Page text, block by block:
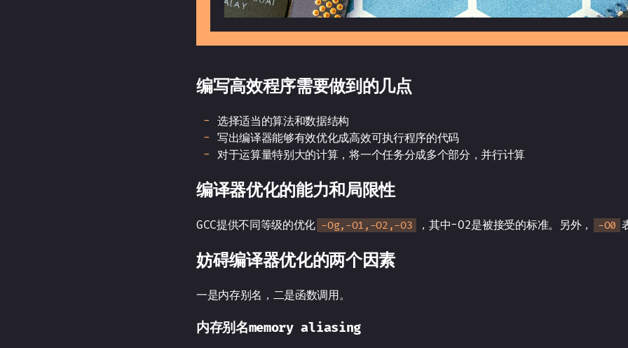
编写高效程序需要做到的几点
选择适当的算法和数据结构
写出编译器能够有效优化成高效可执行程序的代码
对于运算量特别大的计算，将一个任务分成多个部分，并行计算
编译器优化的能力和局限性
GCC提供不同等级的优化 -Og,-O1,-O2,-O3 ，其中-O2是被接受的标准。另外， -O0
妨碍编译器优化的两个因素
一是内存别名，二是函数调用。
内存别名memory aliasing